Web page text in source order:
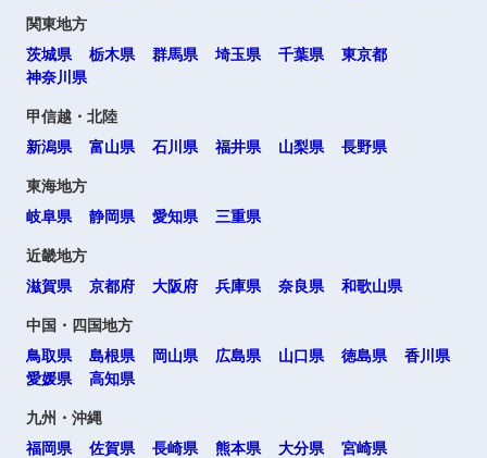
選択する
選択する
選択する
選択する
関東地方
茨城県
栃木県 群馬県 埼玉県 千葉県
東京都
神奈川県
甲信越・北陸
新潟県
富山県 石川県 福井県 山梨県 長野県
東海地方
岐阜県
静岡県 愛知県 三重県
近畿地方
滋賀県
京都府 大阪府 兵庫県 奈良県 和歌山県
中国・四国地方
鳥取県
島根県 岡山県 広島県 山口県 徳島県
香川県
愛媛県
高知県
九州・沖縄
福岡県
佐賀県 長崎県 熊本県 大分県
宮崎県